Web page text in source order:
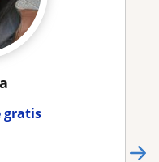
gratis